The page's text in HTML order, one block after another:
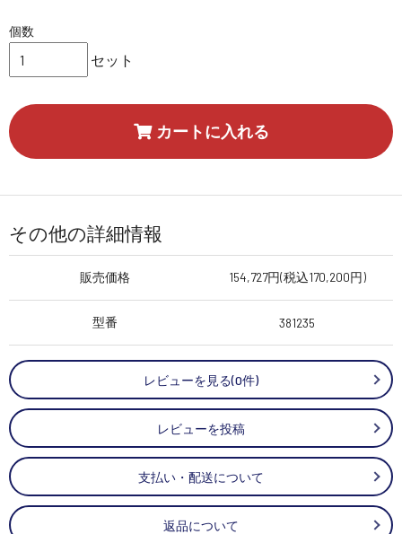
個数
セット
カートに入れる
その他の詳細情報
販売価格 154,727円(税込170,200円)
型番 381235
レビューを見る(0件)
レビューを投稿
支払い・配送について
返品について